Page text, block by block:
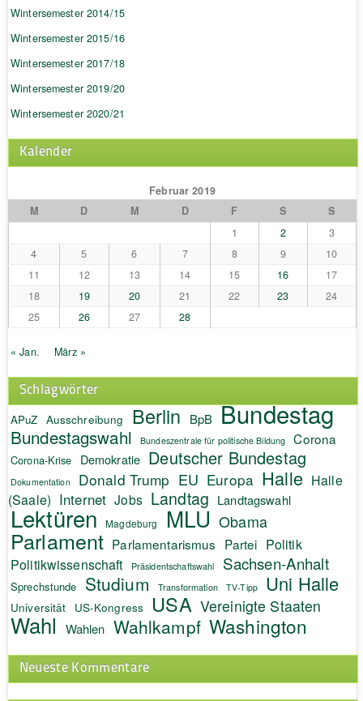
Wintersemester 2014/15
Wintersemester 2015/16
Wintersemester 2017/18
Wintersemester 2019/20
Wintersemester 2020/21
Kalender
Februar 2019
M
D M D F S
S
1
2
3
4
5 6 7 8 9
10
11
12 13 14 15 16
17
18
19 20 21 22 23
24
25
26 27 28
« Jan. März »
Schlagwörter
APuZ Ausschreibung Berlin BpB Bundestag
Bundestagswahl Bundeszentrale für politische Bildung Corona
Corona-Krise Demokratie Deutscher Bundestag
Dokumentation Donald Trump EU Europa Halle Halle
(Saale) Internet Jobs Landtag Landtagswahl
Lektüren Magdeburg MLU Obama
Parlament Parlamentarismus Partei Politik
Politikwissenschaft Präsidentschaftswahl Sachsen-Anhalt
Sprechstunde Studium Transformation TV-Tipp Uni Halle
Universität US-Kongress USA Vereinigte Staaten
Wahl Wahlen Wahlkampf Washington
Neueste Kommentare